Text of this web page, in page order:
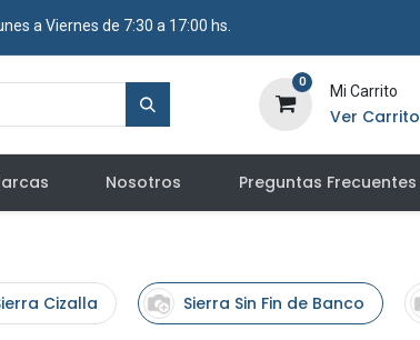
a Viernes de 7:30 a 17:00 hs.
0
Mi Carrito
Ver Carrito
Nosotros Preguntas Frecuentes
Cizalla Sierra Sin Fin de Banco